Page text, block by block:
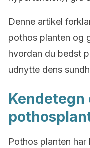
Denne artikel
pothos planten og
hvordan du bedst
udnytte dens
Kendetegn
Pothos planten